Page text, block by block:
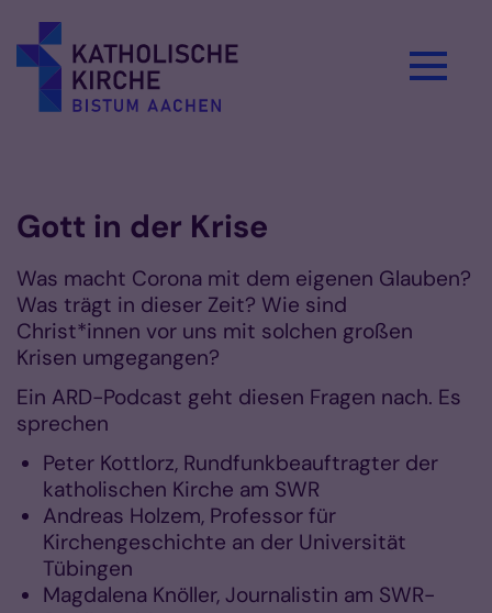
Gott in der Krise
Was macht Corona mit dem eigenen Glauben?
Was trägt in dieser Zeit? Wie sind
Christ*innen vor uns mit solchen großen
Krisen umgegangen?
Ein ARD-Podcast geht diesen Fragen nach. Es
sprechen
Peter Kottlorz, Rundfunkbeauftragter der
katholischen Kirche am SWR
Andreas Holzem, Professor für
Kirchengeschichte an der Universität
Tübingen
Magdalena Knöller, Journalistin am SWR-